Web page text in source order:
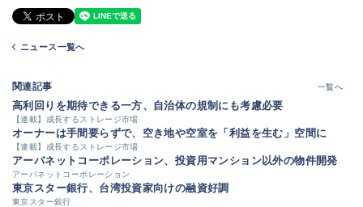
ニュース一覧へ
関連記事 一覧へ
高利回りを期待できる一方、自治体の規制にも考慮必要
【連載】成長するストレージ市場
オーナーは手間要らずで、空き地や空室を「利益を生む」空間に
【連載】成長するストレージ市場
アーバネットコーポレーション、投資用マンション以外の物件開発
アーバネットコーポレーション
東京スター銀行、台湾投資家向けの融資好調
東京スター銀行